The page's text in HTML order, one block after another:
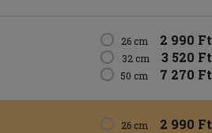
26 cm 2 990 Ft
32 cm 3 520 Ft
50 cm 7 270 Ft
26 cm 2 990 Ft